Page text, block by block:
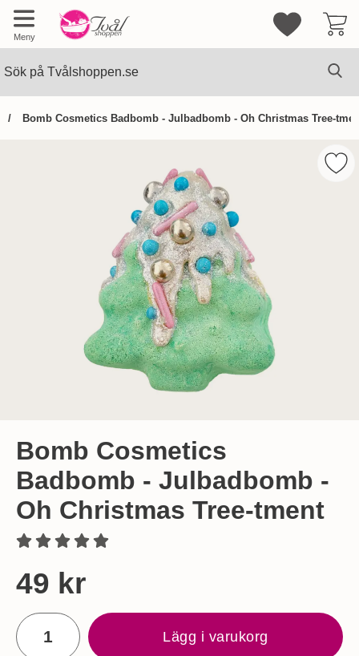
Meny
Mina
Bomb Cosmetics Badbomb - Julbadbomb - Oh Christmas Tree-
Bomb Cosmetics
Badbomb - Julbadbomb -
Oh Christmas Tree-tment
Handla denna produkt Bomb Cosmetics Badbomb -
pris
49 kr
antal
Lägg i varukorg